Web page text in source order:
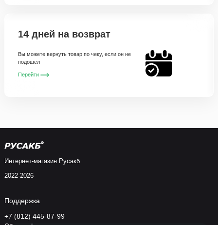
14 дней на возврат
Вы можете вернуть товар по чеку, если он не
подошел
Перейти
Интернет-магазин Русакб
2022-2026
Поддержка
+7 (812) 445-87-99